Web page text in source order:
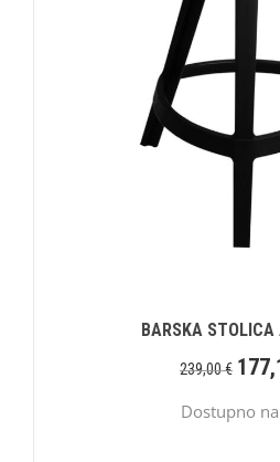
BARSKA STOLICA
239,00€
Dostupno